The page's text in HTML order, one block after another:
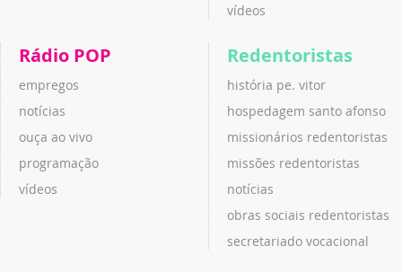
vídeos
Rádio POP
empregos
notícias
ouça ao vivo
programação
vídeos
Redentoristas
história pe. vitor
hospedagem santo afonso
missionários redentoristas
missões redentoristas
notícias
obras sociais redentoristas
secretariado vocacional